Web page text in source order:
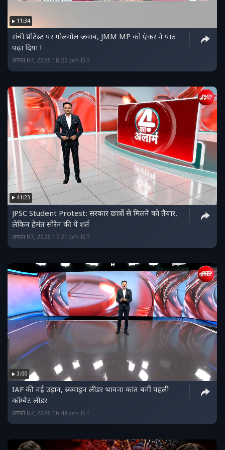
11:34
रांची प्रोटेस्ट पर गोलमोल जवाब, JMM MP को एंकर ने पाठ
पढ़ा दिया !
अगस्त 07, 2026 18:20 pm IST
41:23
JPSC Student Protest: सरकार छात्रों से मिलने को तैयार,
लेकिन हेमंत सोरेन की ये शर्त
अगस्त 07, 2026 17:21 pm IST
3:00
IAF की नई उड़ान, स्क्वाड्रन लीडर भावना कांत बनीं पहली
कॉम्बैट लीडर
अगस्त 07, 2026 16:48 pm IST